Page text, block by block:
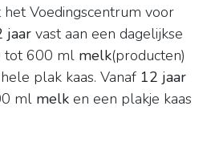
Voedingscentrum voor
jaar vast aan een dagelijkse
tot 600 ml melk(producten)
plak kaas. Vanaf 12 jaar
ml melk en een plakje kaas